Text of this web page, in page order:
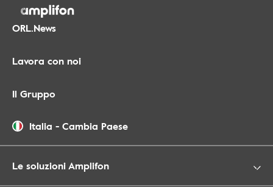
ORL.News
Lavora con noi
Il Gruppo
Italia - Cambia Paese
Le soluzioni Amplifon